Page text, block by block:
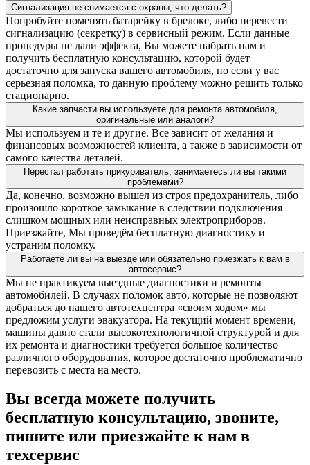
Сигнализация не снимается с охраны, что делать?
Попробуйте поменять батарейку в брелоке, либо перевести
сигнализацию (секретку) в сервисный режим. Если данные
процедуры не дали эффекта, Вы можете набрать нам и
получить бесплатную консультацию, которой будет
достаточно для запуска вашего автомобиля, но если у вас
серьезная поломка, то данную проблему можно решить только
стационарно.
Какие запчасти вы используете для ремонта автомобиля,
оригинальные или аналоги?
Мы используем и те и другие. Все зависит от желания и
финансовых возможностей клиента, а также в зависимости от
самого качества деталей.
Перестал работать прикуриватель, занимаетесь ли вы такими
проблемами?
Да, конечно, возможно вышел из строя предохранитель, либо
произошло короткое замыкание в следствии подключения
слишком мощных или неисправных электроприборов.
Приезжайте, Мы проведём бесплатную диагностику и
устраним поломку.
Работаете ли вы на выезде или обязательно приезжать к вам в
автосервис?
Мы не практикуем выездные диагностики и ремонты
автомобилей. В случаях поломок авто, которые не позволяют
добраться до нашего автотехцентра «своим ходом» мы
предложим услуги эвакуатора. На текущий момент времени,
машины давно стали высокотехнологичной структурой и для
их ремонта и диагностики требуется большое количество
различного оборудования, которое достаточно проблематично
перевозить с места на место.
Вы всегда можете получить
бесплатную консультацию, звоните,
пишите или приезжайте к нам в
техсервис